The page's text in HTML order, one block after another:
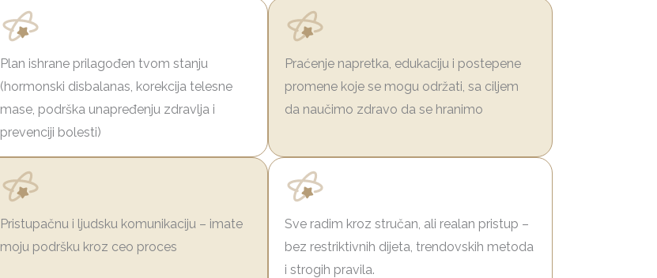
Plan ishrane prilagođen tvom stanju
(hormonski disbalanas, korekcija telesne
mase, podrška unapređenju zdravlja i
prevenciji bolesti)
Praćenje napretka, edukaciju i postepene
promene koje se mogu održati, sa ciljem
da naučimo zdravo da se hranimo
Pristupačnu i ljudsku komunikaciju – imate
moju podršku kroz ceo proces
Sve radim kroz stručan, ali realan pristup –
bez restriktivnih dijeta, trendovskih metoda
i strogih pravila.